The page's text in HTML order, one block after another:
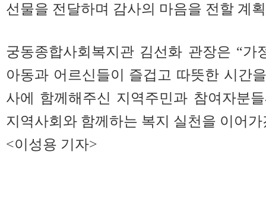
선물을 전달하며 감사의 마음을 전할 계
궁동종합사회복지관 김선화 관장은 “
아동과 어르신들이 즐겁고 따뜻한 시간
사에 함께해주신 지역주민과 참여자분
지역사회와 함께하는 복지 실천을 이어
<이성용 기자>